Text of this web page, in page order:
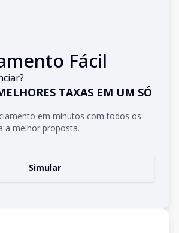
Fácil
TAXAS EM UM SÓ
em minutos com todos os
a melhor proposta.
Simular